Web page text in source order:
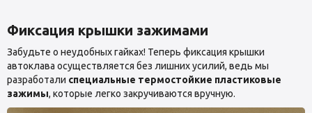
Фиксация крышки зажимами
Забудьте о неудобных гайках! Теперь фиксация крышки
автоклава осуществляется без лишних усилий, ведь мы
разработали специальные термостойкие пластиковые
зажимы, которые легко закручиваются вручную.